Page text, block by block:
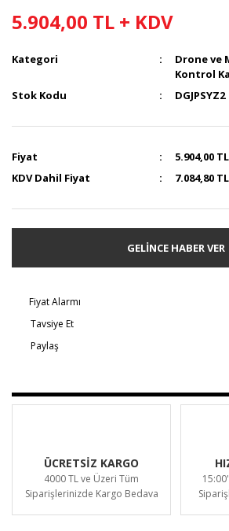
5.904,00 TL + KDV
Kategori
Drone ve
Kontrol
Stok Kodu
DGJPSYZ2
Fiyat
5.904,00
KDV Dahil Fiyat
7.084,80 TL
GELİNCE HABER VER
Fiyat Alarmı
Tavsiye Et
Paylaş
ÜCRETSİZ KARGO
4000 TL ve Üzeri Tüm
Siparişlerinizde Kargo Bedava